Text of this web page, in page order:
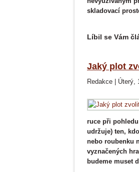
skladovací
Líbil se Vám
Jaký plot
Redakce Úterý,
ruce při
udržuje) ten,
nebo roubenku
vyznačených
budeme muset